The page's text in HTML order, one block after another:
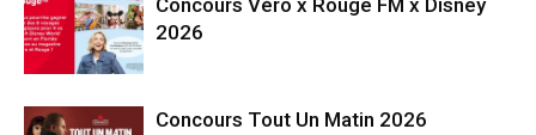
2026
Concours Tout Un Matin 2026